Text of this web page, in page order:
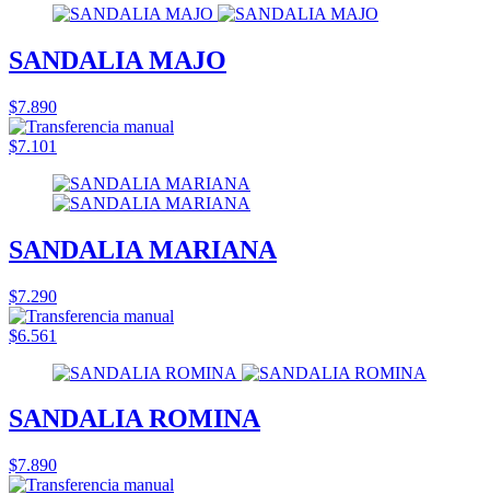
SANDALIA MAJO
$7.890
$7.101
SANDALIA MARIANA
$7.290
$6.561
SANDALIA ROMINA
$7.890